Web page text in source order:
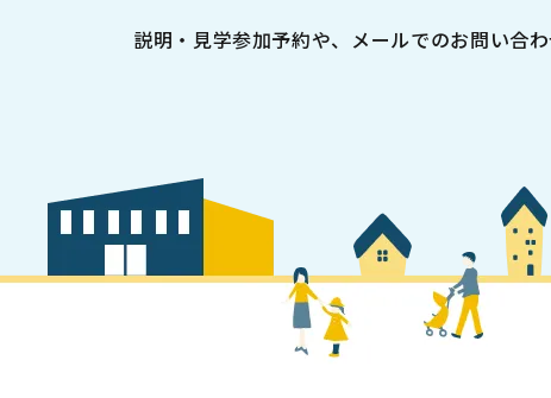
説明・見学参加予約や、メールでのお問い合